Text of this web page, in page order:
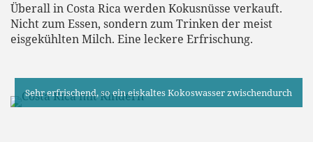
Überall in Costa Rica werden Kokusnüsse verkauft.
Nicht zum Essen, sondern zum Trinken der meist
eisgekühlten Milch. Eine leckere Erfrischung.
Sehr erfrischend, so ein eiskaltes Kokoswasser zwischendurch